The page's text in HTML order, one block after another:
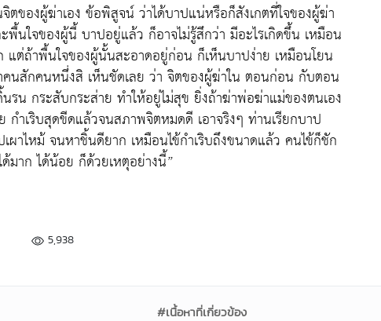
ของผู้ฆ่าเอง ข้อพิสูจน์ ว่าได้บาปแน่หรือก็สังเกตที่ใจของผู้ฆ่า
นใจของผู้นี้ บาปอยู่แล้ว ก็อาจไม่รู้สึกว่า มีอะไรเกิดขึ้น เหมือน
ต่ถ้าพื้นใจของผู้นั้นสะอาดอยู่ก่อน ก็เห็นบาปง่าย เหมือนโยน
คนสักคนหนึ่งสิ เห็นชัดเลย ว่า จิตของผู้ฆ่าใน ตอนก่อน กับตอน
น กระสับกระส่าย ทำให้อยู่ไม่สุข ยิ่งถ้าฆ่าพ่อฆ่าแม่ของตนเอง
ำเริบสุดขีดแล้วจนสภาพจิตหมดดี เอาจริงๆ ท่านเรียกบาป
าไหม้ จนหาชิ้นดียาก เหมือนไข้กำเริบถึงขนาดแล้ว คนไข้ก็ชัก
มาก ได้น้อย ก็ด้วยเหตุอย่างนี้”
5,938
#เนื้อหาที่เกี่ยวข้อง